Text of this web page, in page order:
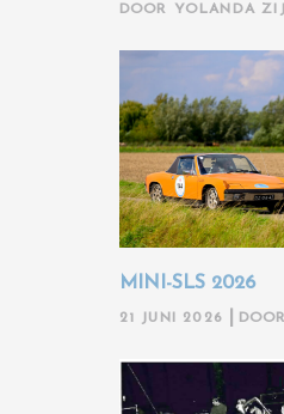
DOOR YOLANDA
MINI-SLS 2026
21 JUNI 2026 DOOR